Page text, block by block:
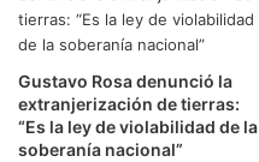
Gustavo Rosa denunció la
extranjerización de tierras:
“Es la ley de violabilidad de la
soberanía nacional”